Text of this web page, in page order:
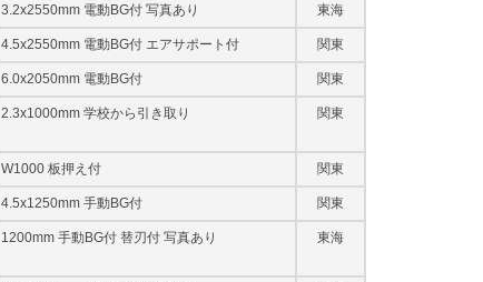
3.2x2550mm 電動BG付 写真あり 東海
4.5x2550mm 電動BG付 エアサポート付 関東
6.0x2050mm 電動BG付 関東
2.3x1000mm 学校から引き取り 関東
W1000 板押え付 関東
4.5x1250mm 手動BG付 関東
1200mm 手動BG付 替刃付 写真あり 東海